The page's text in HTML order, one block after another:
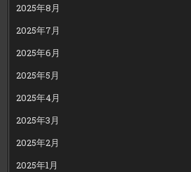
2025年8月
2025年7月
2025年6月
2025年5月
2025年4月
2025年3月
2025年2月
2025年1月